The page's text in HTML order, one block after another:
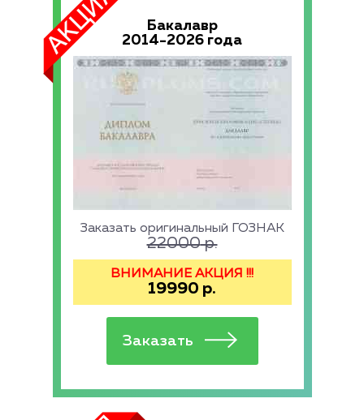
Бакалавр
2014-2026 года
Заказать оригинальный ГОЗНАК
22000р.
ВНИМАНИЕ АКЦИЯ !!!
19990 р.